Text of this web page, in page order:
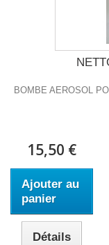
BOMBE AEROSOL
15,50 €
Ajouter au
panier
Détails